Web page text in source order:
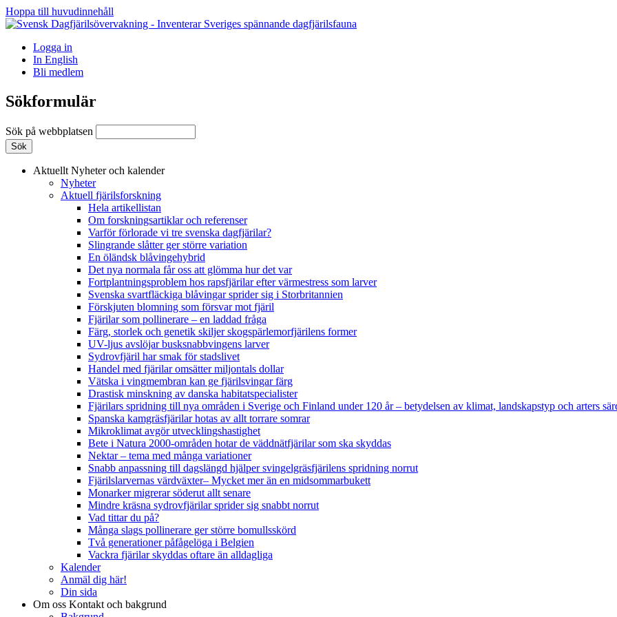
Hoppa till huvudinnehåll
Logga in
In English
Bli medlem
Sökformulär
Sök på webbplatsen
Aktuellt Nyheter och kalender
Nyheter
Aktuell fjärilsforskning
Hela artikellistan
Om forskningsartiklar och referenser
Varför förlorade vi tre svenska dagfjärilar?
Slingrande slåtter ger större variation
En öländsk blåvingehybrid
Det nya normala får oss att glömma hur det var
Fortplantningsproblem hos rapsfjärilar efter värmestress som larver
Svenska svartfläckiga blåvingar sprider sig i Storbritannien
Förskjuten blomning som försvar mot fjäril
Fjärilar som pollinerare – en laddad fråga
Färg, storlek och genetik skiljer skogspärlemorfjärilens former
UV-ljus avslöjar busksnabbvingens larver
Sydrovfjäril har smak för stadslivet
Handel med fjärilar omsätter miljontals dollar
Vätska i vingmembran kan ge fjärilsvingar färg
Drastisk minskning av danska habitatspecialister
Fjärilars spridning till nya områden i Sverige och Finland under 120 år– betydelsen av klimat, landskapstyp och arters
Spanska kamgräsfjärilar hotas av allt torrare somrar
Mikroklimat avgör utvecklingshastighet
Bete i Natura 2000-områden hotar de väddnätfjärilar som ska skyddas
Nektar – tema med många variationer
Snabb anpassning till dagslängd hjälper svingelgräsfjärilens spridning norrut
Fjärilslarvernas värdväxter– Mycket mer än en midsommarbukett
Monarker migrerar söderut allt senare
Mindre kräsna sydrovfjärilar sprider sig snabbt norrut
Vad tittar du på?
Många slags pollinerare ger större bomullsskörd
Två generationer påfågelöga i Belgien
Vackra fjärilar skyddas oftare än alldagliga
Kalender
Anmäl dig här!
Din sida
Om oss Kontakt och bakgrund